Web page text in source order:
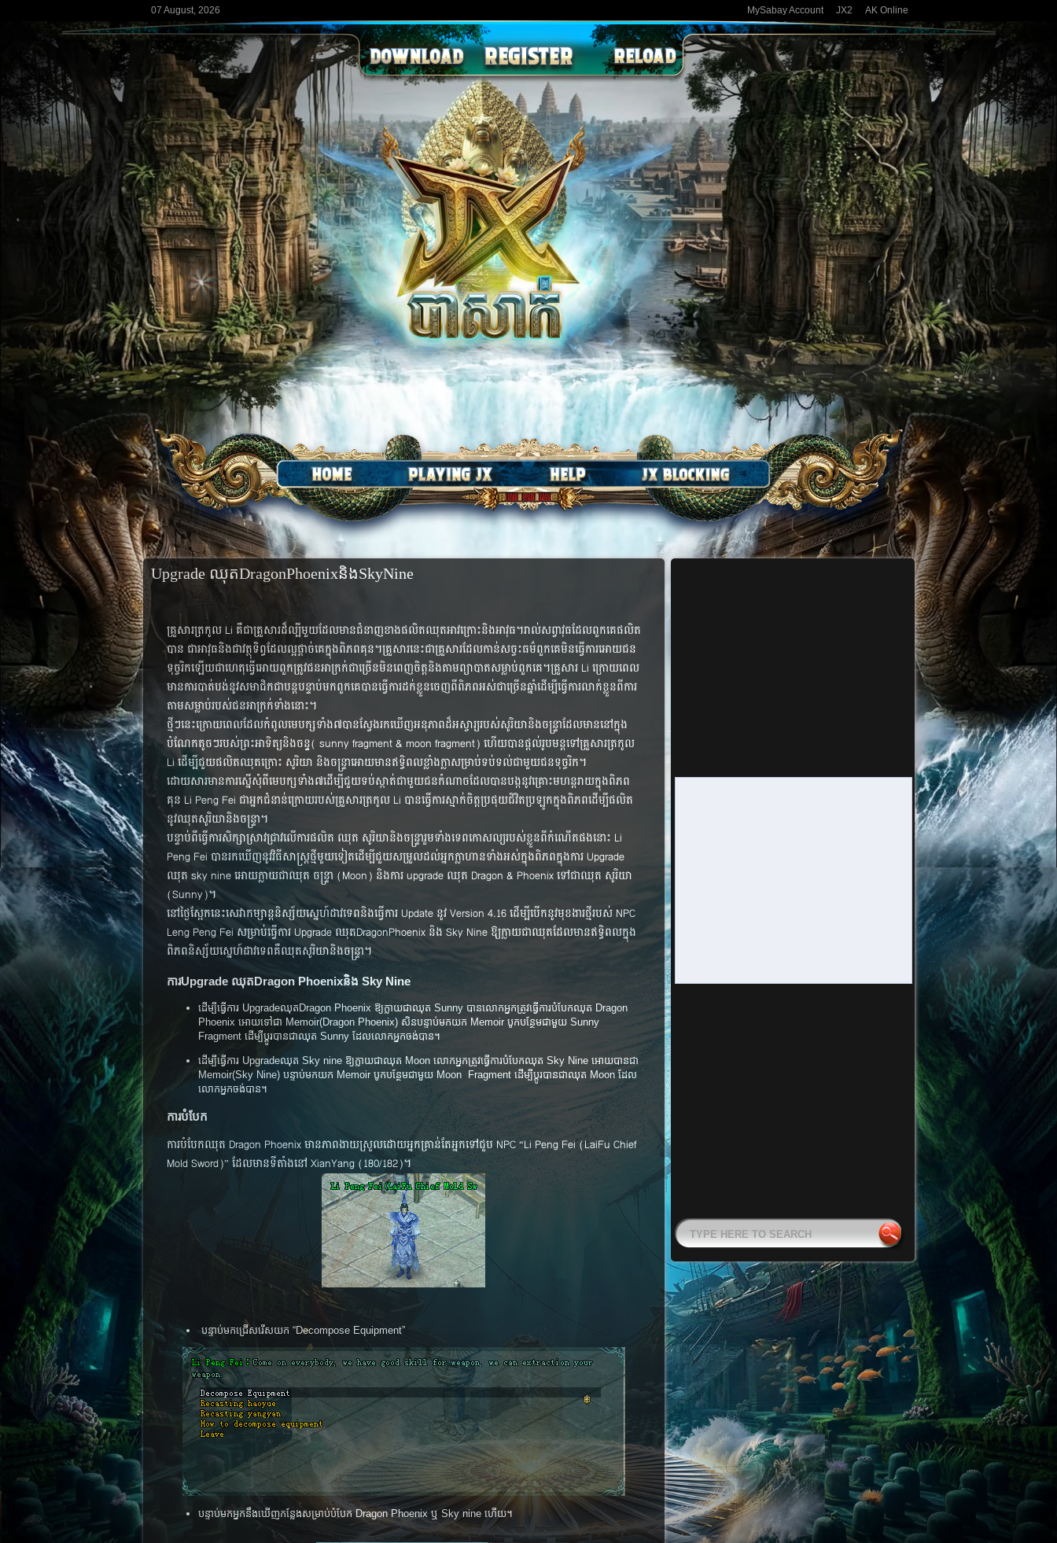
07 August, 2026 MySabay Account JX2 AK Online
Upgrade ឈុតDragonPhoenix​និងSkyNine
គ្រួសារ​ត្រកូល​​ Li​ គឺ​ជា​គ្រួសារ​ដ៏​ល្បី​មួយ​ដែល​មាន​ជំនាញ​ខាង​ផលិត​ឈុតអាវ​ក្រោះ​និង​អាវុធ​។​រាល់​សព្វា​វុធ​ដែល​ពួក​គេ​​ផលិត​
បាន ​ជា​អាវុធ​និង​ជា​​វត្ថុទិព្ធ​ដែល​​ល្អ​ផ្តាច់​គេ​ក្នុង​​ពិភព​គុន​។​គ្រួសារ​នេះ​ជា​គ្រួសារ​ដែល​កាន់​សច្ចះធម៌​ពួក​គេ​មិន​ធ្វើ​ការ​អោយ​ជន​
ទុច្ចរិកឡើយ​ជា​​ហេតុ​ធ្វើ​អោយ​ពួក​ត្រូវ​ជន​អាក្រក់​ជា​ច្រើន​មិន​ពេញ​ចិត្ត​និង​តាម​ព្យាបាត​សម្លាប់​ពួក​គេ​។គ្រួសារ Li ក្រោយពេល
មានការបាត់បង់នូវសមាជិកជាបន្តបន្ទាប់មកពួកគេ​បាន​ធ្វើ​ការ​ដក់​ខ្លួន​ចេញ​ពី​ពិភព​អស់​ជា​ច្រើន​ឆ្នាំ​ដើម្បី​ធ្វើ​ការ​លាក់​ខ្លួន​ពី​ការ​
តាម​សម្លាប់​របស់​ជន​អាក្រក់​ទាំងនោះ។
ថ្មីៗ​នេះក្រោយ​​ពេល​ដែល​កំពូល​មេបក្ស​ទាំង៧​បាន​ស្វែង​រក​ឃើញ​អនុភាព​ដ៏​អស្ចារ្យ​របស់​សូរិយា​និង​ចន្ទ្រា​ដែល​មាន​នៅ​ក្នុង​
បំណែក​តូចៗ​របស់​ព្រះអាទិត្យ​និង​ចន្ទ្​( sunny fragment & moon fragment) ហើយ​បាន​ផ្តល់​រូបមន្ត​ទៅ​គ្រួសារ​ត្រកូល
Li​ ដើម្បី​ជួយ​ផលិត​ឈុត​ក្រោះ ​សូរិយា និង​ចន្រ្ទា​​អោយ​មាន​ឥទ្ធិ​ពល​ខ្លាំង​ក្លា​សម្រាប់​ទប់​ទល់​ជា​មួយ​ជន​ទុច្ចរិក​។
ដោយ​សារ​មាន​ការ​ស្នើ​សុំ​ពី​មេបក្សទាំង៧​ដើម្បី​ជួយ​ទប់​ស្កាត់​ជា​មួយ​ជន​កំណាច​ដែល​បាន​បង្ក​នូវ​គ្រោះ​មហន្ត​រាយ​ក្នុង​ពិភព​
គុន​ Li Peng Fei ជា​អ្នក​ជំនាន់​ក្រោយ​របស់​គ្រួសារ​ត្រកូល​​ Li បាន​ធ្វើ​ការ​ស្មាក់​ចិត្ត​ប្រផុយ​ជិវិត​ប្រឡូក​ក្នុង​ពិភព​ដើម្បី​ផលិត​
នូវ​ឈុត​សូរិយា​និង​ចន្ទ្រា​។
បន្ទាប់ពីធ្វើការសិក្សាស្រាវជ្រាវលើការផលិត ឈុត សូរិយានិងចន្ទ្រារួមទាំងទេពកោសល្យរបស់ខ្លួនពីកំណើតផងនោះ Li
Peng Fei បាន​រក​ឃើញ​នូវ​វិធី​សាស្រ្ត​ថ្មី​មួយ​ទៀត​ដើម្បី​ជួយ​សម្រួល​ដល់​អ្នកក្លាហាន​ទាំង​អស់ក្នុងពិភពក្នុងការ Upgrade
ឈុត sky nine អោយ​ក្លាយ​ជា​ឈុត​ ចន្រ្ទា (Moon) និងការ upgrade ឈុត Dragon & Phoenix ទៅជាឈុត សូរិយា
(Sunny)។
នៅ​ថ្ងៃ​ស្អែក​នេះ​សេវាកម្សាន្ត​និស្ស័យ​ស្នេហ៍​ដាវទេព​និង​ធ្វើ​ការ​ Update នូវ Version 4.16 ដើម្បី​បើក​នូវ​មុខ​ងារ​ថ្មី​របស់ NPC
Leng Peng Fei សម្រាប់​ធ្វើ​ការ​​ Upgrade ឈុត​DragonPhoenix​ និង Sky Nine ឱ្យ​ក្លាយ​ជា​ឈុ​ត​ដែល​មាន​ឥទ្ធិពល​ក្នុង​​
ពិភព​និស្ស័យ​ស្នេហ៍​ដាវ​ទេព​គឺ​ឈុត​សូរិយា​និង​ចន្ទ្រា​។​
ការ​Upgrade ឈុតDragon Phoenix​និង Sky Nine
ដើម្បីធ្វើការ Upgrade​ឈុតDragon Phoenix ឱ្យក្លាយជាឈុត Sunny បានលោកអ្នកត្រូវធ្វើការបំបែកឈុត Dragon
Phoenix អោយទៅជា Memoir(Dragon Phoenix) សិនបន្ទាប់មកយក Memoir បូកបន្ថែមជាមួយ Sunny
Fragment ដើម្បីប្តូរបានជាឈុត Sunny​ ដែលលោកអ្នកចង់បាន។
ដើម្បីធ្វើការ Upgrade​ឈុត Sky nine ឱ្យក្លាយជាឈុត Moon លោកអ្នកត្រូវធ្វើការបំបែកឈុត Sky Nine អោយបានជា
Memoir(Sky Nine) បន្ទាប់មកយក Memoir បូកបន្ថែមជាមួយ Moon Fragment ដើម្បីប្តូរបានជាឈុត Moon ដែល
លោកអ្នកចង់បាន។
ការបំបែក
ការបំបែកឈុត Dragon Phoenix មានភាពងាយស្រួលដោយអ្នកគ្រាន់តែអ្នកទៅជួប NPC “Li Peng Fei (LaiFu Chief
Mold Sword)” ដែល​មាន​ទីតាំង​នៅ​ XianYang (180/182)។
បន្ទាប់មកជ្រើសរើសយក “Decompose Equipment”
បន្ទាប់មកអ្នកនឹងឃើញកន្លែងសម្រាប់បំបែក Dragon Phoenix ឬ Sky nine ហើយ។